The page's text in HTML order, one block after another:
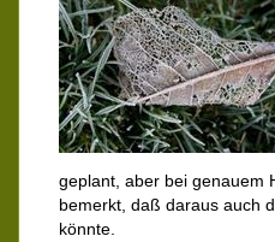
geplant, aber bei genauem
bemerkt, daß daraus auch
könnte.